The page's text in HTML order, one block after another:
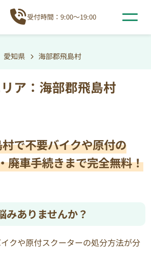
受付時間：9:00～19:00
愛知県 海部郡飛島村
ア：海部郡飛島村
で不要バイクや原付の
廃車手続きまで完全無料！
みありませんか？
クや原付スクーターの処分方法が分